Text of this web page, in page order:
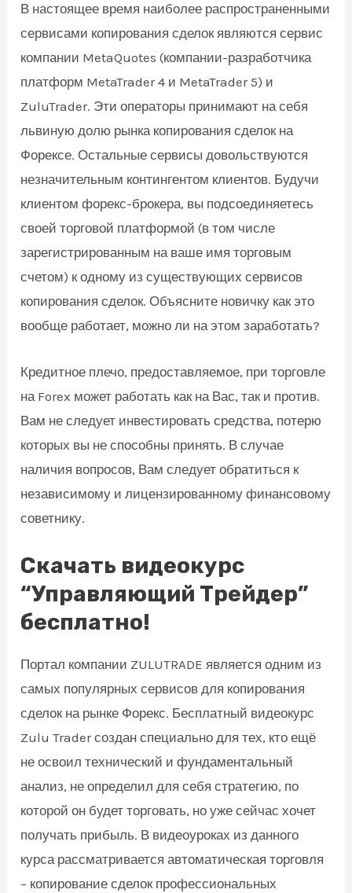
В настоящее время наиболее распространенными
сервисами копирования сделок являются сервис
компании MetaQuotes (компании-разработчика
платформ MetaTrader 4 и MetaTrader 5) и
ZuluTrader. Эти операторы принимают на себя
львиную долю рынка копирования сделок на
Форексе. Остальные сервисы довольствуются
незначительным контингентом клиентов. Будучи
клиентом форекс-брокера, вы подсоединяетесь
своей торговой платформой (в том числе
зарегистрированным на ваше имя торговым
счетом) к одному из существующих сервисов
копирования сделок. Объясните новичку как это
вообще работает, можно ли на этом заработать?
Кредитное плечо, предоставляемое, при торговле
на Forex может работать как на Вас, так и против.
Вам не следует инвестировать средства, потерю
которых вы не способны принять. В случае
наличия вопросов, Вам следует обратиться к
независимому и лицензированному финансовому
советнику.
Скачать видеокурс
“Управляющий Трейдер”
бесплатно!
Портал компании ZULUTRADE является одним из
самых популярных сервисов для копирования
сделок на рынке Форекс. Бесплатный видеокурс
Zulu Trader создан специально для тех, кто ещё
не освоил технический и фундаментальный
анализ, не определил для себя стратегию, по
которой он будет торговать, но уже сейчас хочет
получать прибыль. В видеоуроках из данного
курса рассматривается автоматическая торговля
– копирование сделок профессиональных